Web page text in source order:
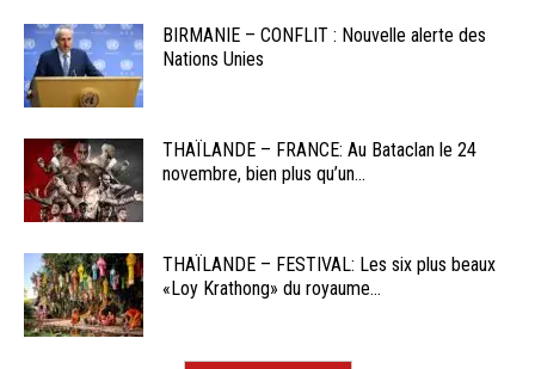
BIRMANIE – CONFLIT : Nouvelle alerte des
Nations Unies
THAÏLANDE – FRANCE: Au Bataclan le 24
novembre, bien plus qu’un...
THAÏLANDE – FESTIVAL: Les six plus beaux
«Loy Krathong» du royaume...